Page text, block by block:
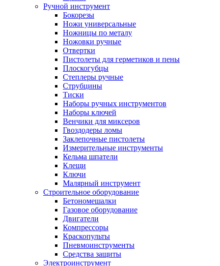
Ручной инструмент
Бокорезы
Ножи универсальные
Ножницы по металу
Ножовки ручные
Отвертки
Пистолеты для герметиков и пены
Плоскогубцы
Степлеры ручные
Струбцины
Тиски
Наборы ручных инструментов
Наборы ключей
Венчики для миксеров
Гвоздодеры ломы
Заклепочные пистолеты
Измерительные инструменты
Кельма шпатели
Клещи
Ключи
Малярный инструмент
Строительное оборудование
Бетономешалки
Газовое оборудование
Двигатели
Компрессоры
Краскопульты
Пневмоинструменты
Средства защиты
Электроинструмент